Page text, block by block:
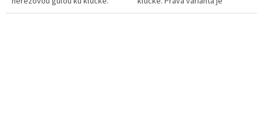
Táto ľavá varianta je vyrobená z
vyrobená z vysoko kvalitnej